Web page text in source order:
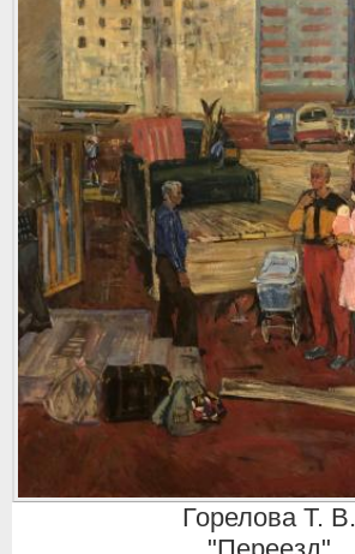
Горелова Т. В.